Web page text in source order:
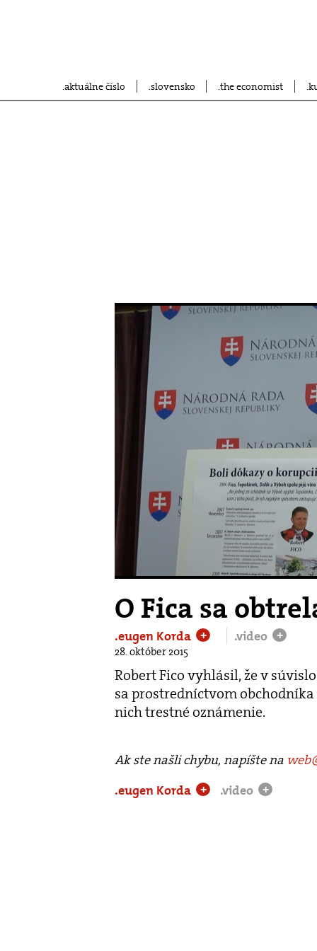
aktuálne číslo slovensko the economist
O Fica sa
.eugen Korda + .video +
28. október 2015
Robert Fico vyhlásil, že v
sa prostredníctvom
nich trestné oznámenie.
Ak ste našli chybu, napíšte na
.eugen Korda
+ .video +